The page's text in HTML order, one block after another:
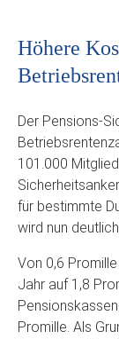
Höhere
Der Pensions-
101.000
für bestimmte
wird nun
Von 0,6
Jahr auf 1,8
Promille. Als